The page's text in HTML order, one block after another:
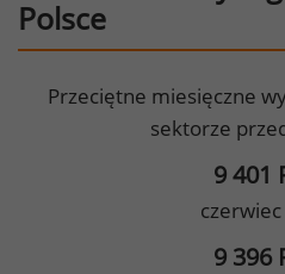
Polsce
Przeciętne miesięczne
sektorze
9 401
9 396